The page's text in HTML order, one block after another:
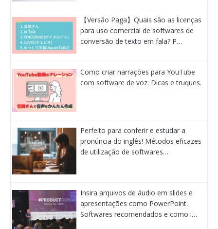
【Versão Paga】Quais são as licenças
para uso comercial de softwares de
conversão de texto em fala? P…
Como criar narrações para YouTube
com software de voz. Dicas e truques.
Perfeito para conferir e estudar a
pronúncia do inglês! Métodos eficazes
de utilização de softwares…
Insira arquivos de áudio em slides e
apresentações como PowerPoint.
Softwares recomendados e como i…